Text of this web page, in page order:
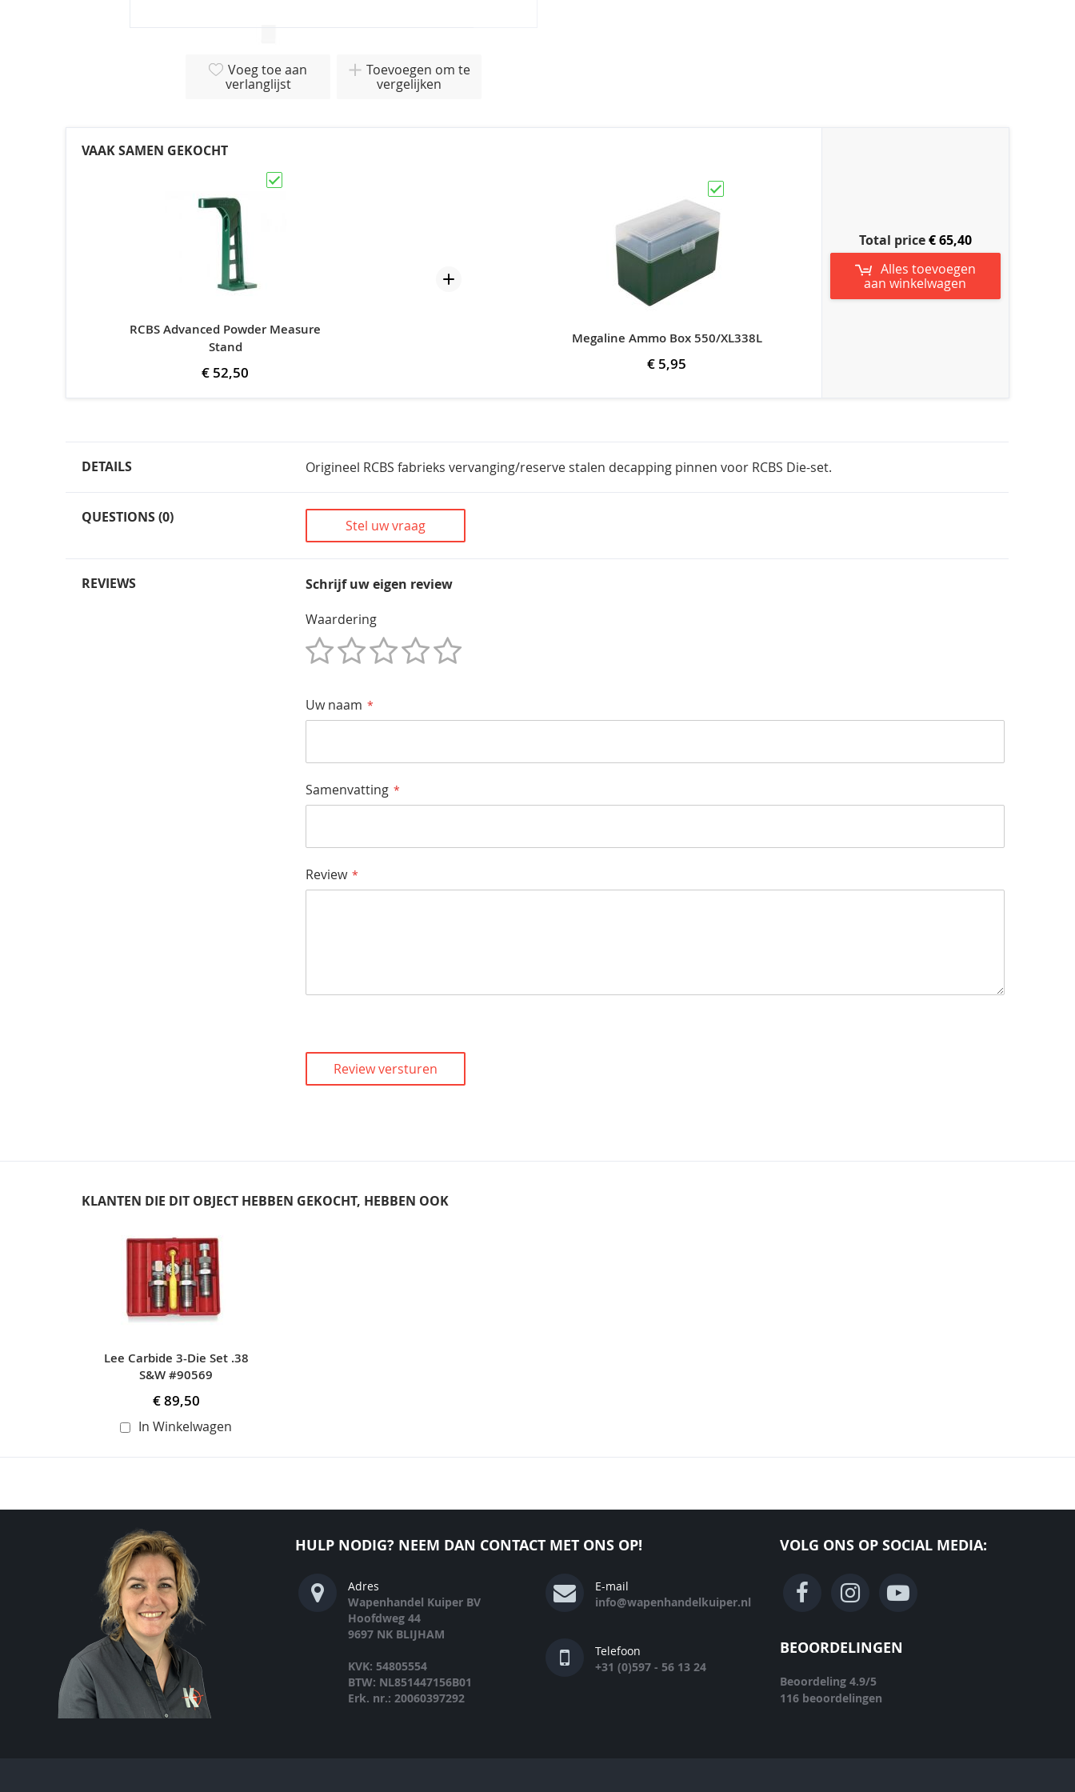
afbeeldingen-
gallerij
Voeg toe aan
verlanglijst
Toevoegen om te
vergelijken
VAAK SAMEN GEKOCHT
RCBS Advanced Powder Measure
Stand
€ 52,50
Megaline Ammo Box 550/XL338L
€ 5,95
Alles toevoegen
aan winkelwagen
Total price€ 65,40
DETAILS Origineel RCBS fabrieks vervanging/reserve stalen decapping pinnen voor RCBS Die-set.
QUESTIONS (0) Stel uw vraag
REVIEWS
Schrijf uw eigen review
Waardering
Uw naam
Samenvatting
Review
Review versturen
KLANTEN DIE DIT OBJECT HEBBEN GEKOCHT, HEBBEN OOK
carousel
Lee Carbide 3-Die Set .38
S&W #90569
€ 89,50
In Winkelwagen
HULP NODIG? NEEM DAN CONTACT MET ONS OP!
Adres
Wapenhandel Kuiper BV
Hoofdweg 44
9697 NK BLIJHAM
KVK: 54805554
BTW: NL851447156B01
Erk. nr.: 20060397292
E-mail
info@wapenhandelkuiper.nl
Telefoon
+31 (0)597 - 56 13 24
VOLG ONS OP SOCIAL MEDIA:
BEOORDELINGEN
Beoordeling 4.9/5
116 beoordelingen